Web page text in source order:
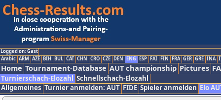
Logged on: Gast
Arabic ARM AZE BIH BUL CAT CHN CRO CZE DEN ENG ESP FAI FIN FRA GER GRE INA
Home Tournament-Database AUT championship Pictures
Turnierschach-Elozahl Schnellschach-Elozahl
Allgemeines Turnier anmelden: AUT FIDE Spieler anmelden Elo